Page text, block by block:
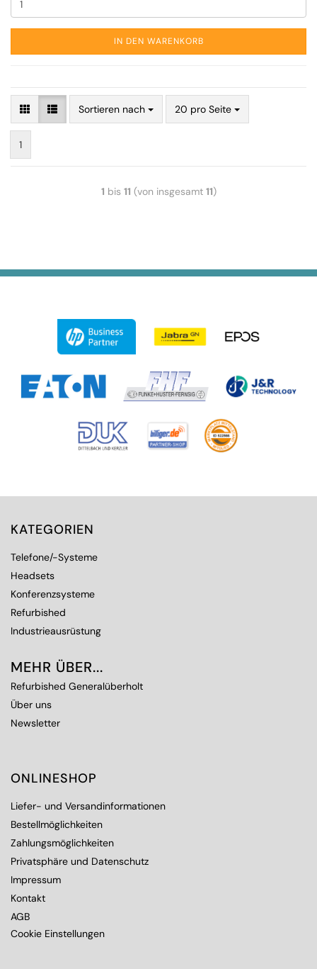
IN DEN WARENKORB
Sortieren nach 20 pro Seite
1
1 bis 11 (von insgesamt 11)
KATEGORIEN
Telefone/-Systeme
Headsets
Konferenzsysteme
Refurbished
Industrieausrüstung
MEHR ÜBER...
Refurbished Generalüberholt
Über uns
Newsletter
ONLINESHOP
Liefer- und Versandinformationen
Bestellmöglichkeiten
Zahlungsmöglichkeiten
Privatsphäre und Datenschutz
Impressum
Kontakt
AGB
Cookie Einstellungen